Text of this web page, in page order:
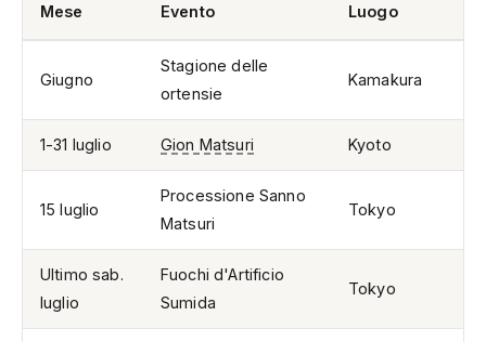
Mese Evento Luogo
Giugno
Stagione delle
ortensie
Kamakura
1-31 luglio Gion Matsuri Kyoto
15 luglio
Processione Sanno
Matsuri
Tokyo
Ultimo sab.
luglio
Fuochi d'Artificio
Sumida
Tokyo